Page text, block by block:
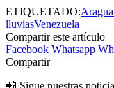
ETIQUETADO:Aragua
lluviasVenezuela
Compartir este artículo
Facebook Whatsapp
Compartir
📲 Sigue nuestras